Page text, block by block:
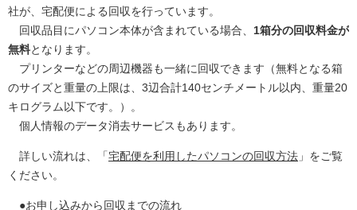
社が、宅配便による回収を行っています。
回収品目にパソコン本体が含まれている場合、 1箱分の回収料金が
無料となります。
プリンターなどの周辺機器も一緒に回収できます（無料となる箱
のサイズと重量の上限は、3辺合計140センチメートル以内、重量20
キログラム以下です。）。
個人情報のデータ消去サービスもあります。
詳しい流れは、「宅配便を利用したパソコンの回収方法 」をご覧
ください。
●お申し込みから回収までの流れ